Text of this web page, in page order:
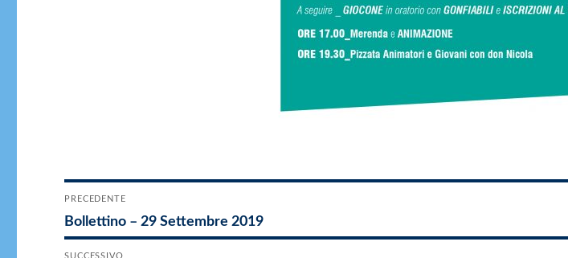
Navigazione
articoli
PRECEDENTE
Articolo
precedente:
Bollettino – 29 Settembre 2019
SUCCESSIVO